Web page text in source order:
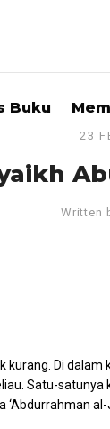
Buku
23
Written
kurang. Di
Satu-
‘Abdurrahman al-